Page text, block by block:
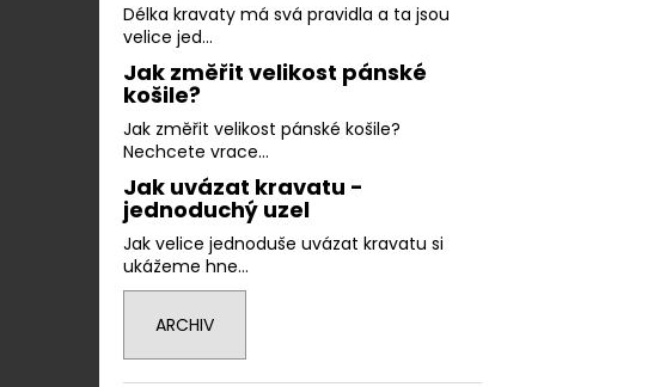
Délka kravaty má svá pravidla a ta jsou
velice jed...
Jak změřit velikost pánské
košile?
Jak změřit velikost pánské košile?
Nechcete vrace...
Jak uvázat kravatu -
jednoduchý uzel
Jak velice jednoduše uvázat kravatu si
ukážeme hne...
ARCHIV